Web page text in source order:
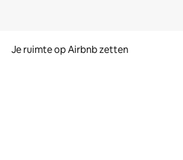
Je ruimte op Airbnb zetten